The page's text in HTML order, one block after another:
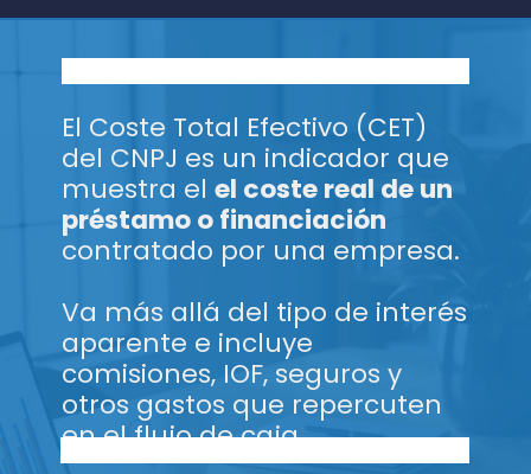
El Coste Total Efectivo (CET)
del CNPJ es un indicador que
muestra elel coste real de un
préstamo o financiación
contratado por una empresa.
Va más allá del tipo de interés
aparente e incluye
comisiones, IOF, seguros y
otros gastos que repercuten
en el flujo de caja.